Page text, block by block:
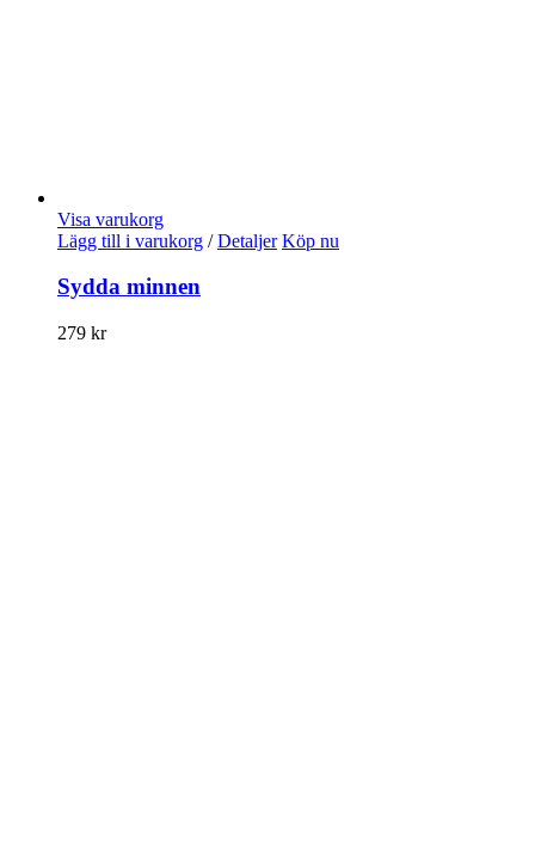
Visa varukorg
Lägg till i varukorg / Detaljer Köp nu
Sydda minnen
279 kr